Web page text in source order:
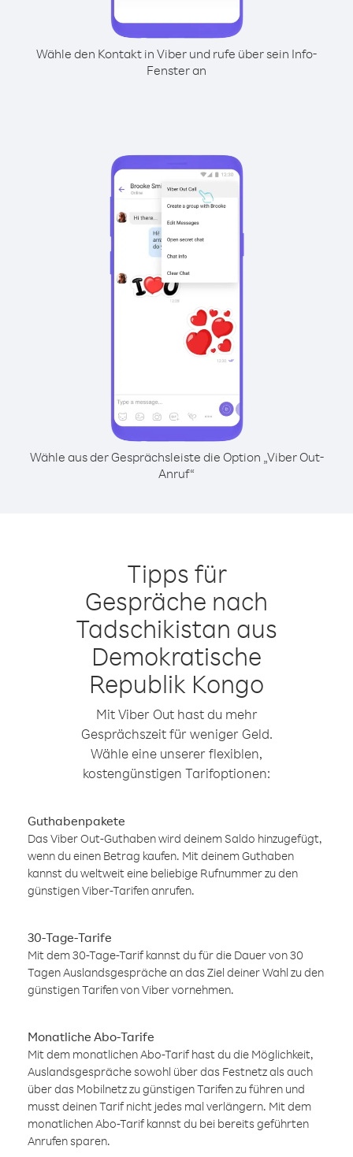
Wähle den Kontakt in Viber und rufe über sein Info-
Fenster an
Wähle aus der Gesprächsleiste die Option „Viber Out-
Anruf“
Tipps für
Gespräche nach
Tadschikistan aus
Demokratische
Republik Kongo
Mit Viber Out hast du mehr
Gesprächszeit für weniger Geld.
Wähle eine unserer flexiblen,
kostengünstigen Tarifoptionen:
Guthabenpakete
Das Viber Out-Guthaben wird deinem Saldo hinzugefügt,
wenn du einen Betrag kaufen. Mit deinem Guthaben
kannst du weltweit eine beliebige Rufnummer zu den
günstigen Viber-Tarifen anrufen.
30-Tage-Tarife
Mit dem 30-Tage-Tarif kannst du für die Dauer von 30
Tagen Auslandsgespräche an das Ziel deiner Wahl zu den
günstigen Tarifen von Viber vornehmen.
Monatliche Abo-Tarife
Mit dem monatlichen Abo-Tarif hast du die Möglichkeit,
Auslandsgespräche sowohl über das Festnetz als auch
über das Mobilnetz zu günstigen Tarifen zu führen und
musst deinen Tarif nicht jedes mal verlängern. Mit dem
monatlichen Abo-Tarif kannst du bei bereits geführten
Anrufen sparen.